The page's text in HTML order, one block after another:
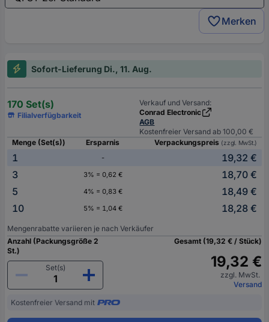
Merken
Sofort-Lieferung Di., 11. Aug.
170 Set(s)
Filialverfügbarkeit
Verkauf und Versand:
Conrad Electronic
AGB
Kostenfreier Versand ab 100,00 €
Menge (Set(s))
Ersparnis Verpackungspreis (zzgl. MwSt.)
1 -
19,32 €
3
3% = 0,62 €
18,70 €
5
4% = 0,83 €
18,49 €
10
5% = 1,04 € 18,28 €
Mengenrabatte variieren je nach Verkäufer
Anzahl (Packungsgröße 2
St.)
Set(s)
Gesamt (19,32 € / Stück)
19,32 €
zzgl. MwSt.
Versand
Kostenfreier Versand mit